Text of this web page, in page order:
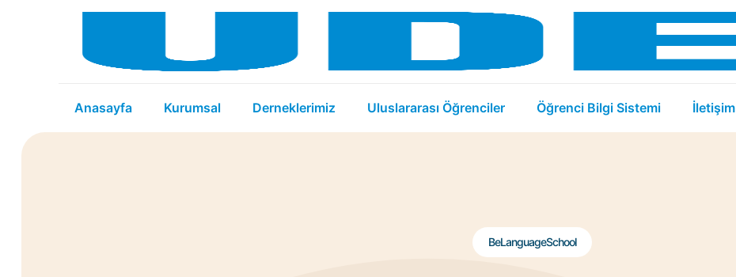
Anasayfa Kurumsal Derneklerimiz Uluslararası Öğrenciler Öğrenci Bilgi Sistemi İletişim
BeLanguageSchool